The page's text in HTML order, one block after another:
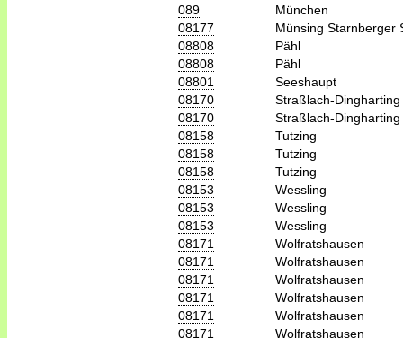
089
München
08177
Münsing Starnberger
08808
Pähl
08808
Pähl
08801
Seeshaupt
08170
Straßlach-Dingharting
08170
Straßlach-Dingharting
08158
Tutzing
08158
Tutzing
08158
Tutzing
08153
Wessling
08153
Wessling
08153
Wessling
08171
Wolfratshausen
08171
Wolfratshausen
08171
Wolfratshausen
08171
Wolfratshausen
08171
Wolfratshausen
08171
Wolfratshausen